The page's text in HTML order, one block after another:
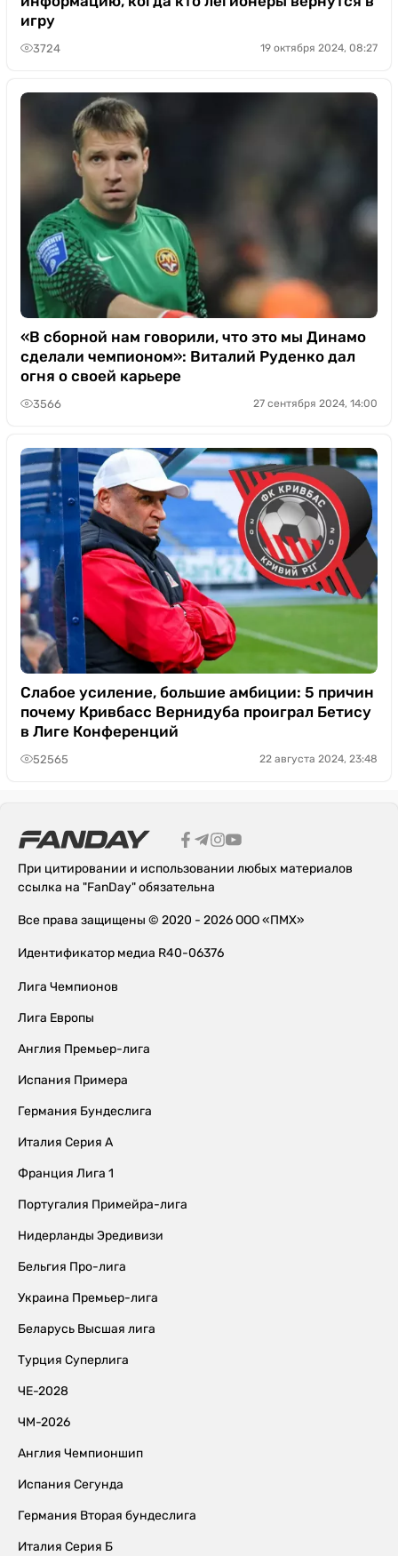
игру
3724 19 октября 2024, 08:27
«В сборной нам говорили, что это мы Динамо
сделали чемпионом»: Виталий Руденко дал
огня о своей карьере
3566 27 сентября 2024, 14:00
Слабое усиление, большие амбиции: 5 причин
почему Кривбасс Вернидуба проиграл Бетису
в Лиге Конференций
52565 22 августа 2024, 23:48
При цитировании и использовании любых материалов
ссылка на "FanDay" обязательна
Все права защищены © 2020 - 2026 ООО «ПМХ»
Идентификатор медиа R40-06376
Лига Чемпионов
Лига Европы
Англия Премьер-лига
Испания Примера
Германия Бундеслига
Италия Серия А
Франция Лига 1
Португалия Примейра-лига
Нидерланды Эредивизи
Бельгия Про-лига
Украина Премьер-лига
Беларусь Высшая лига
Турция Суперлига
ЧЕ-2028
ЧМ-2026
Англия Чемпионшип
Испания Сегунда
Германия Вторая бундеслига
Италия Серия Б